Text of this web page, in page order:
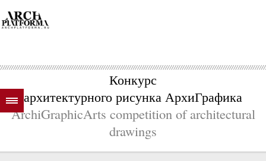
Конкурс
архитектурного рисунка АрхиГрафика
ArchiGraphicArts competition of architectural
drawings